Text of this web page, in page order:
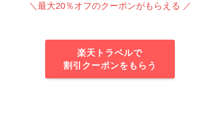
＼最大20％オフのクーポンがもらえる ／
楽天トラベルで
割引クーポンをもらう